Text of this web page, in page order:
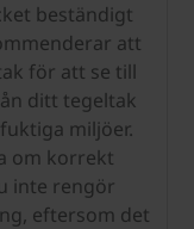
beständigt
att
för att se till
ditt tegeltak
miljöer.
om korrekt
inte rengör
eftersom det